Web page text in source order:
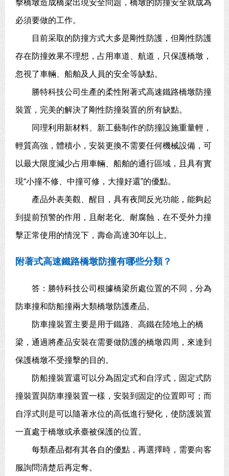
擊橋墩造成橋梁出現安全問題，橋墩的防撞安全就成為
必須要做的工作。
目前采取的防撞方式大多是剛性防護，但剛性防護
存在防撞效果不理想，占用車道、航道，只保護橋墩，
忽視了車輛、船舶及人員的安全等缺點。
勝特科技公司生產的柔性附著式高速鐵路橋墩防撞
裝置，完美的解決了剛性防撞裝置的所有缺點。
同理利用新材料、新工藝制作的防撞設施重量輕，
輕質高強，體積小，安裝更換不需要任何機械設備，可
以最大限度減少占用車輛、船舶的通行區域，且具有實
現“小撞不修、中撞可修，大撞好還”的優點。
產品外表美觀、醒目，具有夜間反光功能，能夠起
到提前預警的作用，且耐老化、耐腐蝕，在不受外力撞
擊正常使用的情況下，壽命高達30年以上。
附著式高速鐵路橋墩防撞有哪些分類？
答：勝特科技公司根據橋梁所處位置的不同，分為
防車撞和防船撞兩大類橋墩防護產品。
防車撞裝置主要是用于鐵路、高鐵在陸地上的橋
梁，通過將產品安裝在需要做防護的橋墩四周，來達到
保護橋墩不受撞擊的目的。
防船撞裝置還可以分為固定式和自浮式，固定式防
撞裝置與防車撞裝置一樣，安裝到固定的位置即可；而
自浮式則是可以隨著水位的高低進行變化，使防護裝置
一直處于橋墩或承臺被保護的位置。
每類產品都有其各自的優點，再選擇時，需要向客
服詢問清楚后再定奪。